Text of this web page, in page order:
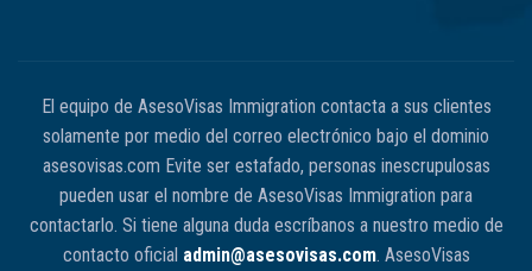
El equipo de AsesoVisas Immigration contacta a sus clientes
solamente por medio del correo electrónico bajo el dominio
asesovisas.com Evite ser estafado, personas inescrupulosas
pueden usar el nombre de AsesoVisas Immigration para
contactarlo. Si tiene alguna duda escríbanos a nuestro medio de
contacto oficial admin@asesovisas.com. AsesoVisas